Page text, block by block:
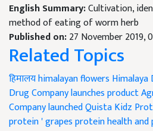
English Summary:Cultivation,
method of eating of worm herb
Published on:27 November 2019,
Related Topics
हिमालयhimalayan flowers Himalaya
Drug Company launches product
Company launched Quista Kidz
protein 'grapes proteinhealth